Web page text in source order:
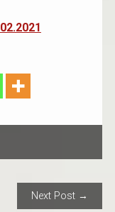
Next Post →